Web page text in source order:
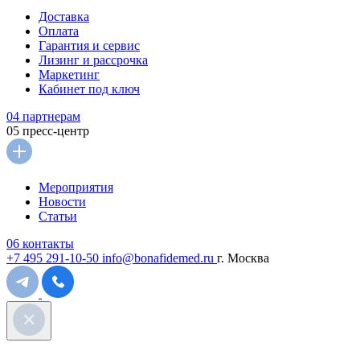
Доставка
Оплата
Гарантия и сервис
Лизинг и рассрочка
Маркетинг
Кабинет под ключ
04 партнерам
05 пресс-центр
Мероприятия
Новости
Статьи
06 контакты
+7 495 291-10-50 info@bonafidemed.ru г. Москва